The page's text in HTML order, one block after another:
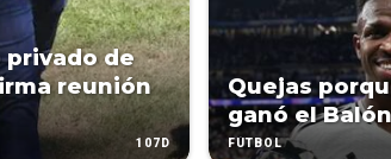
privado de
reunión
107D
Quejas
ganó el
FÚTBOL